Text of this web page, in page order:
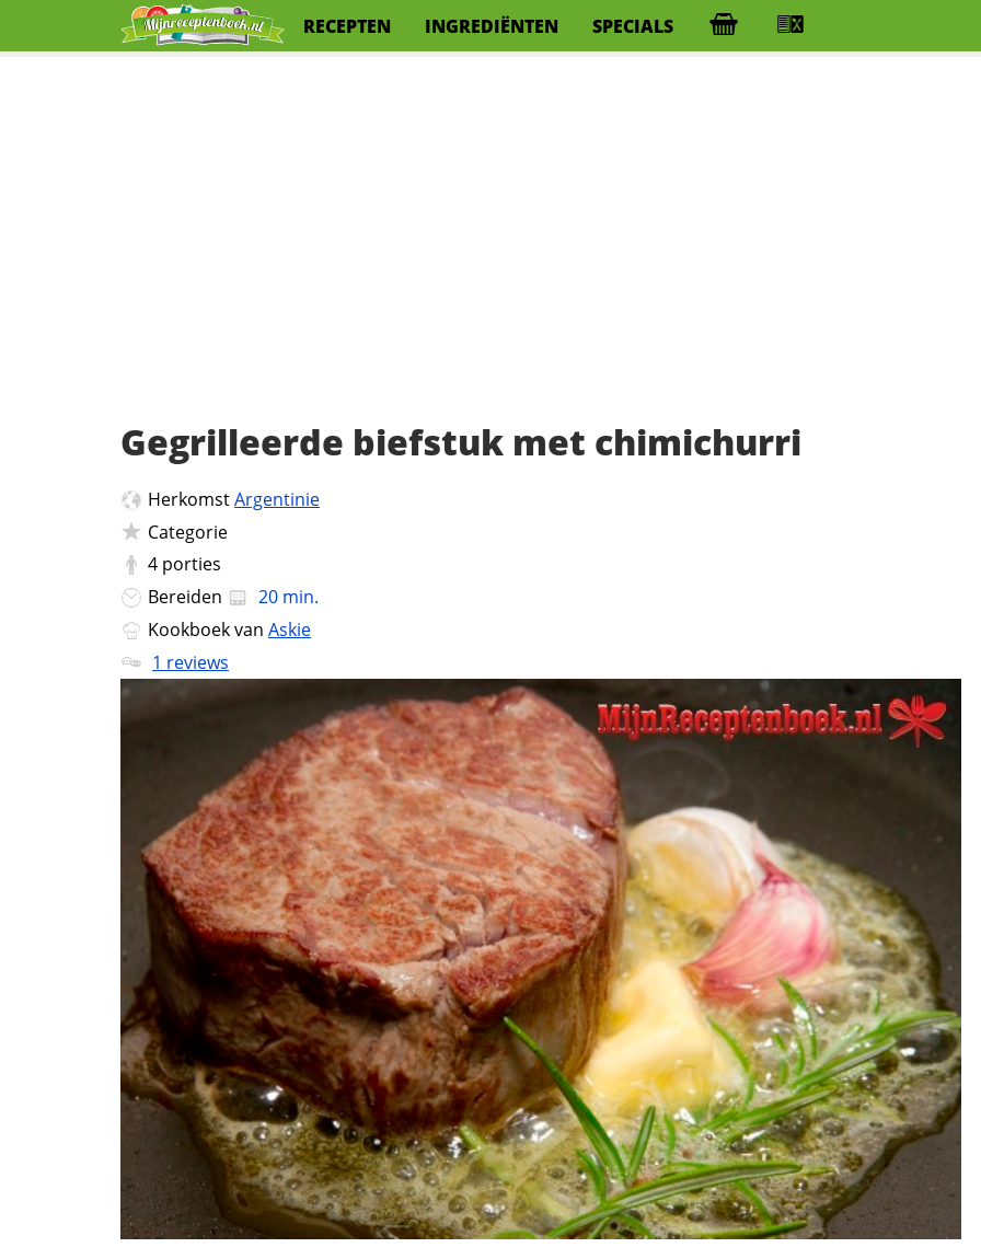
RECEPTEN INGREDIËNTEN SPECIALS
Gegrilleerde biefstuk met chimichurri
HerkomstArgentinie
Categorie
4 porties
Bereiden
20 min.
Kookboek van Askie
1 reviews